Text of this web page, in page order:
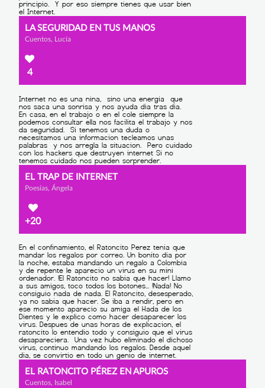
LA SEGURIDAD EN TUS MANOS
Cuentos, Lucía
4
EL TRAP DE INTERNET
Poesías, Ángela
+20
EL RATONCITO PÉREZ EN APUROS
Cuentos, Isabel